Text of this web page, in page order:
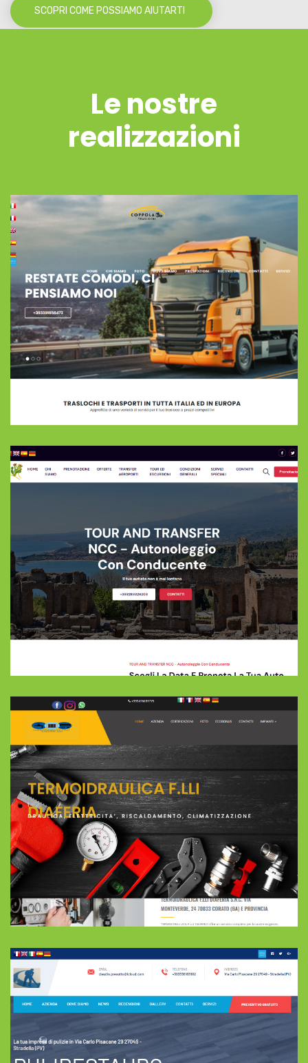
SCOPRI COME POSSIAMO AIUTARTI
Le nostre
realizzazioni